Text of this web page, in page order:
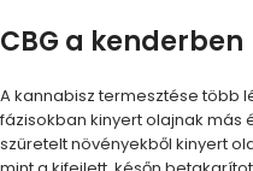
CBG a kenderben
A kannabisz termesztése több
fázisokban kinyert olajnak más
szüretelt növényekből kinyert